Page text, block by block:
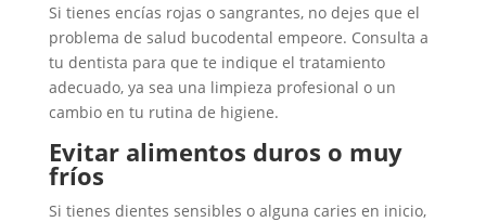
Si tienes encías rojas o sangrantes, no dejes que el
problema de salud bucodental empeore. Consulta a
tu dentista para que te indique el tratamiento
adecuado, ya sea una limpieza profesional o un
cambio en tu rutina de higiene.
Evitar alimentos duros o muy
fríos
Si tienes dientes sensibles o alguna caries en inicio,